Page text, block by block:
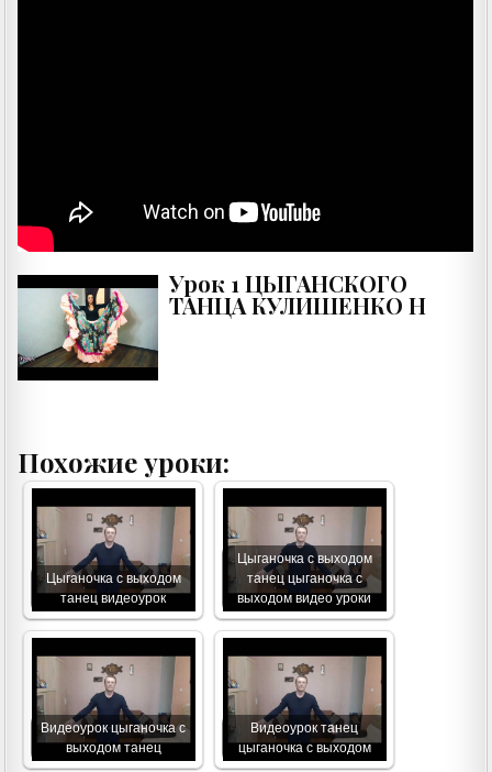
Урок 1 ЦЫГАНСКОГО
ТАНЦА КУЛИШЕНКО Н
Похожие уроки:
Цыганочка с выходом
танец видеоурок
Цыганочка с выходом
танец цыганочка с
выходом видео уроки
Видеоурок цыганочка с
выходом танец
Видеоурок танец
цыганочка с выходом